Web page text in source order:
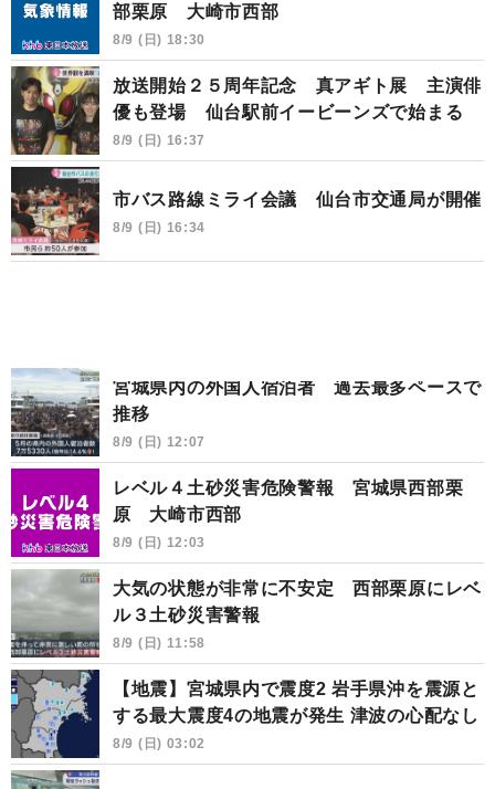
部栗原 大崎市西部
8/9 (日) 18:30
放送開始２５周年記念 真アギト展 主演俳
優も登場 仙台駅前イービーンズで始まる
8/9 (日) 16:37
市バス路線ミライ会議 仙台市交通局が開催
8/9 (日) 16:34
宮城県内の外国人宿泊者 過去最多ペースで
推移
8/9 (日) 12:07
レベル４土砂災害危険警報 宮城県西部栗
原 大崎市西部
8/9 (日) 12:03
大気の状態が非常に不安定 西部栗原にレベ
ル３土砂災害警報
8/9 (日) 11:58
【地震】宮城県内で震度2 岩手県沖を震源と
する最大震度4の地震が発生 津波の心配なし
8/9 (日) 03:02